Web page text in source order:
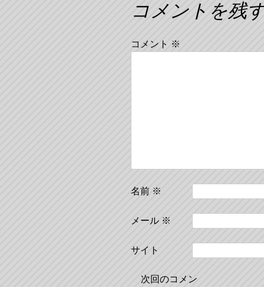
稿
ナ
シ
ョ
ン
コメントを残
コメント ※
名前 ※
メール ※
サイト
次回のコメン